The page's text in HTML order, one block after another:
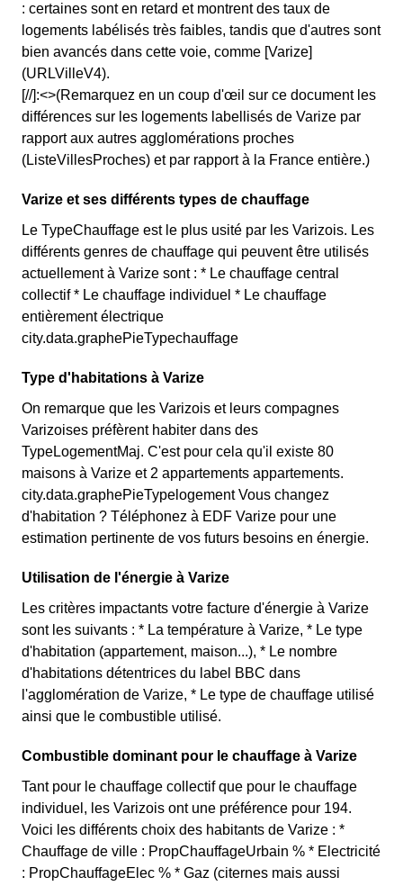
: certaines sont en retard et montrent des taux de
logements labélisés très faibles, tandis que d'autres sont
bien avancés dans cette voie, comme [Varize]
(URLVilleV4).
[//]:<>(Remarquez en un coup d'œil sur ce document les
différences sur les logements labellisés de Varize par
rapport aux autres agglomérations proches
(ListeVillesProches) et par rapport à la France entière.)
Varize et ses différents types de chauffage
Le TypeChauffage est le plus usité par les Varizois. Les
différents genres de chauffage qui peuvent être utilisés
actuellement à Varize sont : * Le chauffage central
collectif * Le chauffage individuel * Le chauffage
entièrement électrique
city.data.graphePieTypechauffage
Type d'habitations à Varize
On remarque que les Varizois et leurs compagnes
Varizoises préfèrent habiter dans des
TypeLogementMaj. C'est pour cela qu'il existe 80
maisons à Varize et 2 appartements appartements.
city.data.graphePieTypelogement Vous changez
d'habitation ? Téléphonez à EDF Varize pour une
estimation pertinente de vos futurs besoins en énergie.
Utilisation de l'énergie à Varize
Les critères impactants votre facture d'énergie à Varize
sont les suivants : * La température à Varize, * Le type
d'habitation (appartement, maison...), * Le nombre
d'habitations détentrices du label BBC dans
l'agglomération de Varize, * Le type de chauffage utilisé
ainsi que le combustible utilisé.
Combustible dominant pour le chauffage à Varize
Tant pour le chauffage collectif que pour le chauffage
individuel, les Varizois ont une préférence pour 194.
Voici les différents choix des habitants de Varize : *
Chauffage de ville : PropChauffageUrbain % * Electricité
: PropChauffageElec % * Gaz (citernes mais aussi